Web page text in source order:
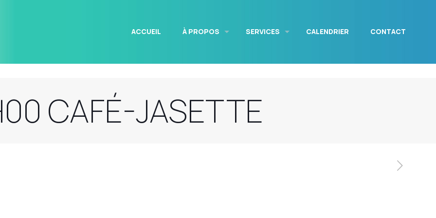
ACCUEIL À PROPOS SERVICES CALENDRIER CONTACT
CAFÉ-JASETTE